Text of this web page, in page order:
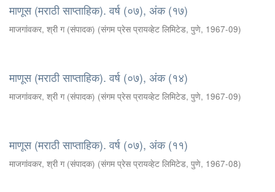
माणूस (मराठी साप्ताहिक). वर्ष (०७), अंक (१७)
माजगांवकर, श्री ग (संपादक) (संगम प्रेस प्रायव्हेट लिमिटेड, पुणे, 1967-09)
माणूस (मराठी साप्ताहिक). वर्ष (०७), अंक (१४)
माजगांवकर, श्री ग (संपादक) (संगम प्रेस प्रायव्हेट लिमिटेड, पुणे, 1967-09)
माणूस (मराठी साप्ताहिक). वर्ष (०७), अंक (११)
माजगांवकर, श्री ग (संपादक) (संगम प्रेस प्रायव्हेट लिमिटेड, पुणे, 1967-08)